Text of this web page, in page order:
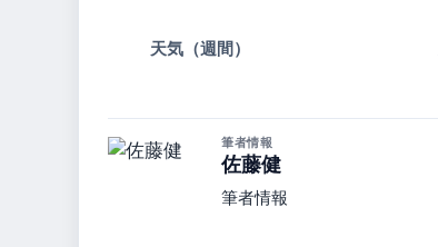
天気（週間）
筆者情報
佐藤健
筆者情報